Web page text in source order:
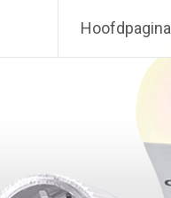
Hoofdpagina